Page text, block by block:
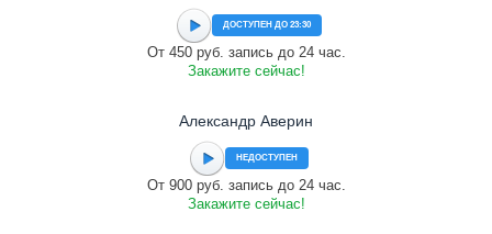
ДОСТУПЕН ДО 23:30
От 450 руб. запись до 24 час.
Закажите сейчас!
Александр Аверин
НЕДОСТУПЕН
От 900 руб. запись до 24 час.
Закажите сейчас!